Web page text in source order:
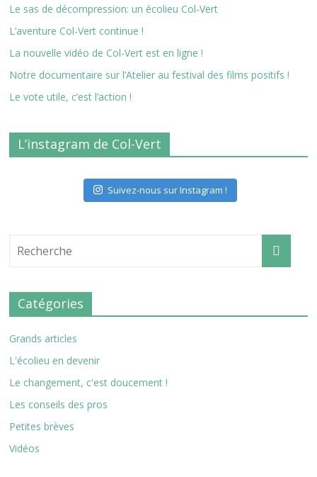
Le sas de décompression: un écolieu Col-Vert
L’aventure Col-Vert continue !
La nouvelle vidéo de Col-Vert est en ligne !
Notre documentaire sur l’Atelier au festival des films positifs !
Le vote utile, c’est l’action !
L’instagram de Col-Vert
Suivez-nous sur Instagram !
Catégories
Grands articles
L'écolieu en devenir
Le changement, c'est doucement !
Les conseils des pros
Petites brèves
Vidéos